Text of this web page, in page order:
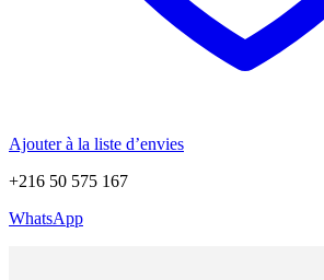
Ajouter à la liste d’envies
+216 50 575 167
WhatsApp